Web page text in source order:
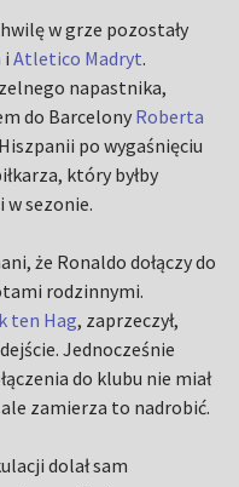
w grze pozostały
iAtletico Madryt.
napastnika,
do Barcelony Roberta
po wygaśnięciu
który byłby
sezonie.
że Ronaldo dołączy do
rodzinnymi.
ten Hag, zaprzeczył,
Jednocześnie
do klubu nie miał
zamierza to nadrobić.
dolał sam